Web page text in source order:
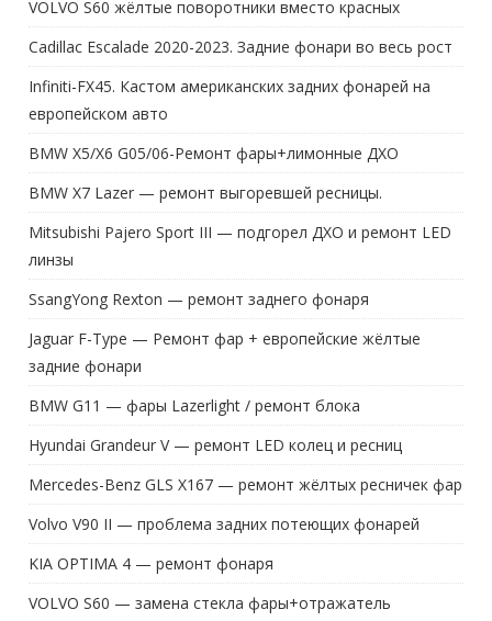
VOLVO S60 жёлтые поворотники вместо красных
Cadillac Escalade 2020-2023. Задние фонари во весь рост
Infiniti-FX45. Кастом американских задних фонарей на
европейском авто
BMW X5/X6 G05/06-Ремонт фары+лимонные ДХО
BMW X7 Lazer — ремонт выгоревшей ресницы.
Mitsubishi Pajero Sport III — подгорел ДХО и ремонт LED
линзы
SsangYong Rexton — ремонт заднего фонаря
Jaguar F-Type — Ремонт фар + европейские жёлтые
задние фонари
BMW G11 — фары Lazerlight / ремонт блока
Hyundai Grandeur V — ремонт LED колец и ресниц
Mercedes-Benz GLS X167 — ремонт жёлтых ресничек фар
Volvo V90 II — проблема задних потеющих фонарей
KIA OPTIMA 4 — ремонт фонаря
VOLVO S60 — замена стекла фары+отражатель